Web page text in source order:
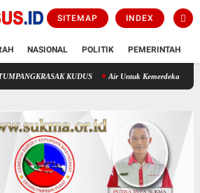
SITEMAP INDEX
NASIONAL POLITIK PEMERINTAH
PENCURIAN KOTAK AMAL DI MASJID